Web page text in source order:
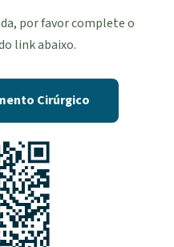
por favor complete o
link abaixo.
Cirúrgico